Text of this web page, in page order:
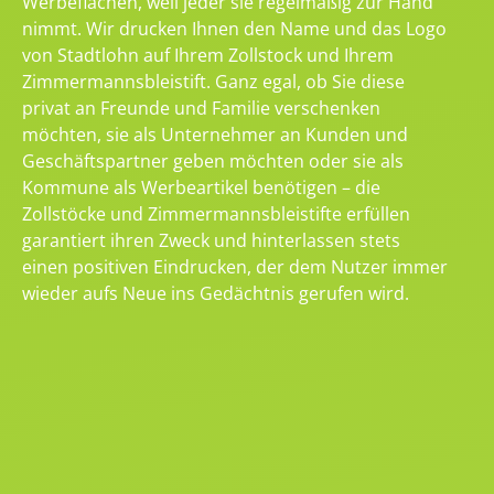
nimmt. Wir drucken Ihnen den Name und das Logo
von Stadtlohn auf Ihrem Zollstock und Ihrem
Zimmermannsbleistift. Ganz egal, ob Sie diese
privat an Freunde und Familie verschenken
möchten, sie als Unternehmer an Kunden und
Geschäftspartner geben möchten oder sie als
Kommune als Werbeartikel benötigen – die
Zollstöcke und Zimmermannsbleistifte erfüllen
garantiert ihren Zweck und hinterlassen stets
einen positiven Eindrucken, der dem Nutzer immer
wieder aufs Neue ins Gedächtnis gerufen wird.